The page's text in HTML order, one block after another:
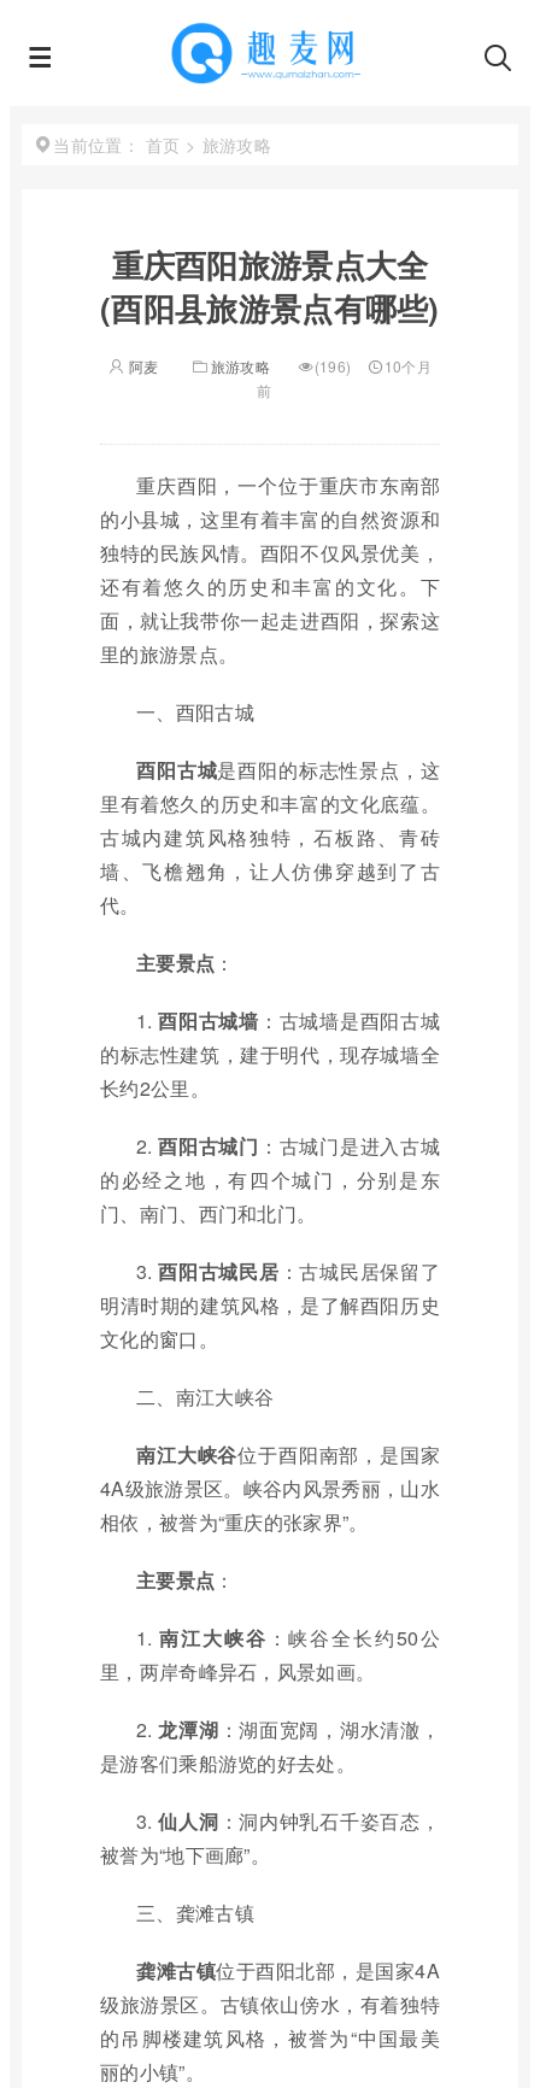
当前位置： 首页 > 旅游攻略
重庆酉阳旅游景点大全
(酉阳县旅游景点有哪些)
阿麦 旅游攻略 (196)
10个月
前
重庆酉阳，一个位于重庆市东南部
的小县城，这里有着丰富的自然资源和
独特的民族风情。酉阳不仅风景优美，
还有着悠久的历史和丰富的文化。下
面，就让我带你一起走进酉阳，探索这
里的旅游景点。
一、酉阳古城
酉阳古城是酉阳的标志性景点，这
里有着悠久的历史和丰富的文化底蕴。
古城内建筑风格独特，石板路、青砖
墙、飞檐翘角，让人仿佛穿越到了古
代。
主要景点 ：
1.酉阳古城墙 ：古城墙是酉阳古城
的标志性建筑，建于明代，现存城墙全
长约2公里。
2.酉阳古城门 ：古城门是进入古城
的必经之地，有四个城门，分别是东
门、南门、西门和北门。
3.酉阳古城民居 ：古城民居保留了
明清时期的建筑风格，是了解酉阳历史
文化的窗口。
二、南江大峡谷
南江大峡谷位于酉阳南部，是国家
4A级旅游景区。峡谷内风景秀丽，山水
相依，被誉为“重庆的张家界”。
主要景点 ：
1.南江大峡谷 ：峡谷全长约50公
里，两岸奇峰异石，风景如画。
2.龙潭湖 ：湖面宽阔，湖水清澈，
是游客们乘船游览的好去处。
3.仙人洞 ：洞内钟乳石千姿百态，
被誉为“地下画廊”。
三、龚滩古镇
龚滩古镇位于酉阳北部，是国家4A
级旅游景区。古镇依山傍水，有着独特
的吊脚楼建筑风格，被誉为“中国最美
丽的小镇”。